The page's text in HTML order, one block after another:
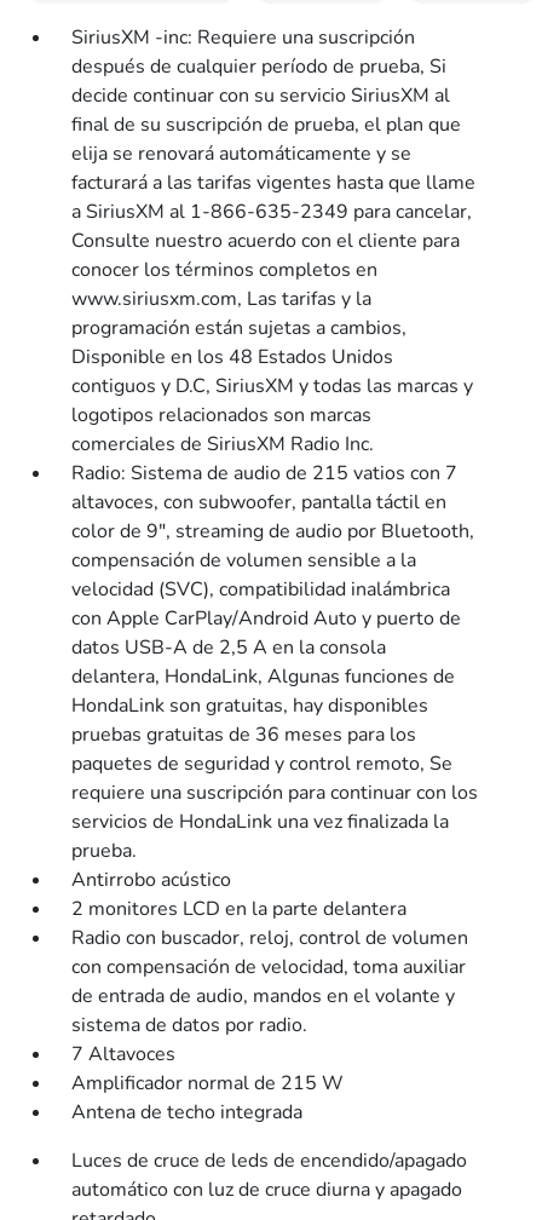
SiriusXM -inc: Requiere una suscripción
después de cualquier período de prueba, Si
decide continuar con su servicio SiriusXM al
final de su suscripción de prueba, el plan que
elija se renovará automáticamente y se
facturará a las tarifas vigentes hasta que llame
a SiriusXM al 1-866-635-2349 para cancelar,
Consulte nuestro acuerdo con el cliente para
conocer los términos completos en
www.siriusxm.com, Las tarifas y la
programación están sujetas a cambios,
Disponible en los 48 Estados Unidos
contiguos y D.C, SiriusXM y todas las marcas y
logotipos relacionados son marcas
comerciales de SiriusXM Radio Inc.
Radio: Sistema de audio de 215 vatios con 7
altavoces, con subwoofer, pantalla táctil en
color de 9", streaming de audio por Bluetooth,
compensación de volumen sensible a la
velocidad (SVC), compatibilidad inalámbrica
con Apple CarPlay/Android Auto y puerto de
datos USB-A de 2,5 A en la consola
delantera, HondaLink, Algunas funciones de
HondaLink son gratuitas, hay disponibles
pruebas gratuitas de 36 meses para los
paquetes de seguridad y control remoto, Se
requiere una suscripción para continuar con los
servicios de HondaLink una vez finalizada la
prueba.
Antirrobo acústico
2 monitores LCD en la parte delantera
Radio con buscador, reloj, control de volumen
con compensación de velocidad, toma auxiliar
de entrada de audio, mandos en el volante y
sistema de datos por radio.
7 Altavoces
Amplificador normal de 215 W
Antena de techo integrada
Luces de cruce de leds de encendido/apagado
automático con luz de cruce diurna y apagado